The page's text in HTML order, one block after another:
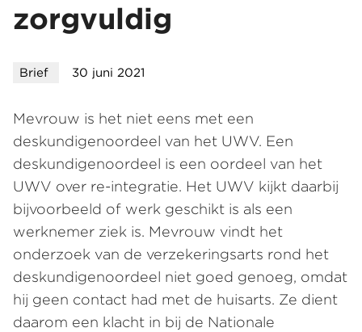
zorgvuldig
Brief 30 juni 2021
Mevrouw is het niet eens met een
deskundigenoordeel van het UWV. Een
deskundigenoordeel is een oordeel van het
UWV over re-integratie. Het UWV kijkt daarbij
bijvoorbeeld of werk geschikt is als een
werknemer ziek is. Mevrouw vindt het
onderzoek van de verzekeringsarts rond het
deskundigenoordeel niet goed genoeg, omdat
hij geen contact had met de huisarts. Ze dient
daarom een klacht in bij de Nationale